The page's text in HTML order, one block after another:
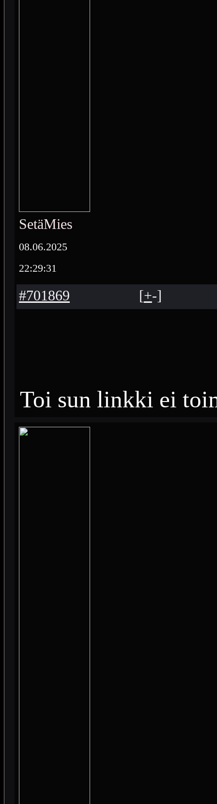
SetäMies
08.06.2025
22:29:31
#701869 [+-]
Toi sun linkki ei